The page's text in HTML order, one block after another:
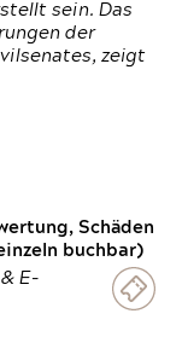
sein. Das
der
zeigt
Schäden
buchbar)
E-